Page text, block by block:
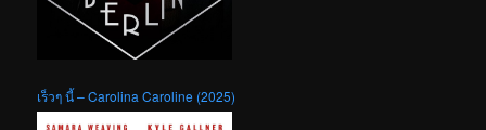
เร็วๆ นี้ – Carolina Caroline (2025)